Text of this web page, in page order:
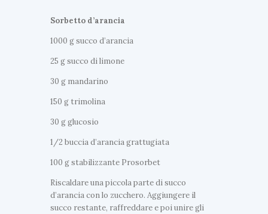
Sorbetto d’arancia
1000 g succo d’arancia
25 g succo di limone
30 g mandarino
150 g trimolina
30 g glucosio
1/2 buccia d’arancia grattugiata
100 g stabilizzante Prosorbet
Riscaldare una piccola parte di succo
d’arancia con lo zucchero. Aggiungere il
succo restante, raffreddare e poi unire gli